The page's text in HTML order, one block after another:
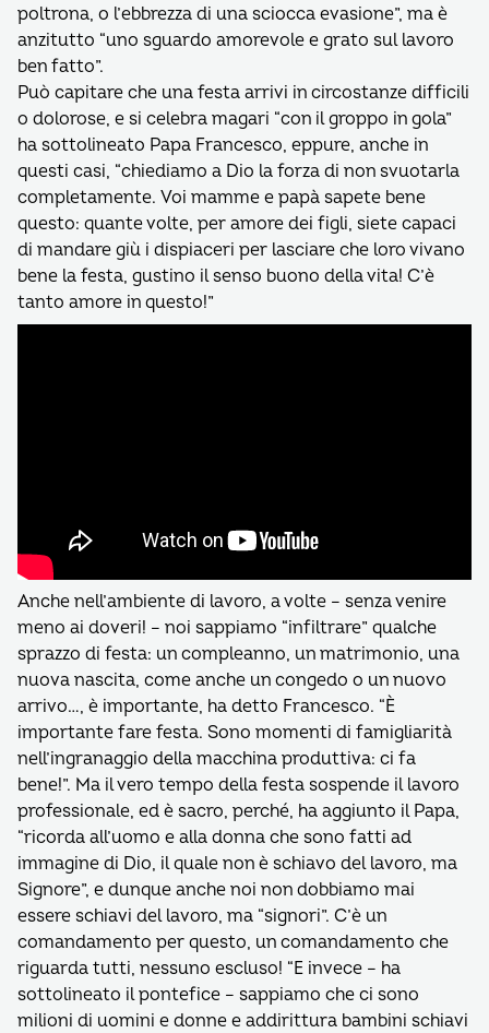
poltrona, o l’ebbrezza di una sciocca evasione”, ma è
anzitutto “uno sguardo amorevole e grato sul lavoro
ben fatto”.
Può capitare che una festa arrivi in circostanze difficili
o dolorose, e si celebra magari “con il groppo in gola”
ha sottolineato Papa Francesco, eppure, anche in
questi casi, “chiediamo a Dio la forza di non svuotarla
completamente. Voi mamme e papà sapete bene
questo: quante volte, per amore dei figli, siete capaci
di mandare giù i dispiaceri per lasciare che loro vivano
bene la festa, gustino il senso buono della vita! C’è
tanto amore in questo!”
Anche nell’ambiente di lavoro, a volte – senza venire
meno ai doveri! – noi sappiamo “infiltrare” qualche
sprazzo di festa: un compleanno, un matrimonio, una
nuova nascita, come anche un congedo o un nuovo
arrivo…, è importante, ha detto Francesco. “È
importante fare festa. Sono momenti di famigliarità
nell’ingranaggio della macchina produttiva: ci fa
bene!”. Ma il vero tempo della festa sospende il lavoro
professionale, ed è sacro, perché, ha aggiunto il Papa,
“ricorda all’uomo e alla donna che sono fatti ad
immagine di Dio, il quale non è schiavo del lavoro, ma
Signore”, e dunque anche noi non dobbiamo mai
essere schiavi del lavoro, ma “signori”. C’è un
comandamento per questo, un comandamento che
riguarda tutti, nessuno escluso! “E invece – ha
sottolineato il pontefice – sappiamo che ci sono
milioni di uomini e donne e addirittura bambini schiavi